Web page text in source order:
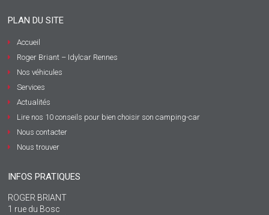
PLAN DU SITE
Accueil
Roger Briant – Idylcar Rennes
Nos véhicules
Services
Actualités
Lire nos 10 conseils pour bien choisir son camping-car
Nous contacter
Nous trouver
INFOS PRATIQUES
ROGER BRIANT
1 rue du Bosc